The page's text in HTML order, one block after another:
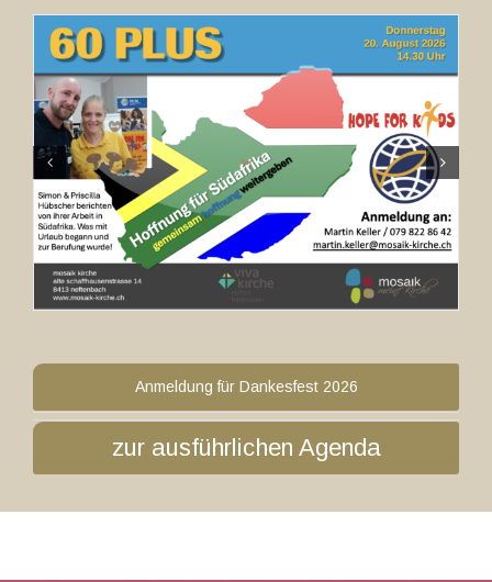
Anmeldung für Dankesfest 2026
zur ausführlichen Agenda